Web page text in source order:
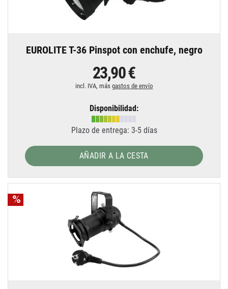
EUROLITE T-36 Pinspot con enchufe, negro
23,90 €
incl. IVA, más gastos de envío
Disponibilidad:
Plazo de entrega: 3-5 días
AÑADIR A LA CESTA